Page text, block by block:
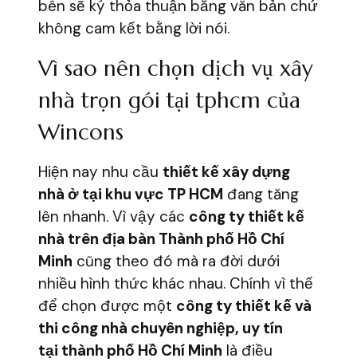
bên sẽ ký thỏa thuận bằng văn bản chứ
không cam kết bằng lời nói.
Vì sao nên chọn dịch vụ xây
nhà trọn gói tại tphcm của
Wincons
Hiện nay nhu cầu thiết kế xây dựng
nhà ở tại khu vực TP HCM đang tăng
lên nhanh. Vì vậy các công ty thiết kế
nhà trên địa bàn Thành phố Hồ Chí
Minh cũng theo đó mà ra đời dưới
nhiều hình thức khác nhau. Chính vì thế
để chọn được một công ty thiết kế và
thi công nhà chuyên nghiệp, uy tín
tại thành phố Hồ Chí Minh là điều